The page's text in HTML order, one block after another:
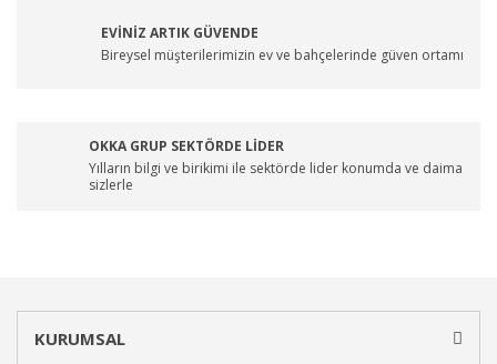
EVİNİZ ARTIK GÜVENDE
Bireysel müşterilerimizin ev ve bahçelerinde güven ortamı
OKKA GRUP SEKTÖRDE LİDER
Yılların bilgi ve birikimi ile sektörde lider konumda ve daima
sizlerle
KURUMSAL